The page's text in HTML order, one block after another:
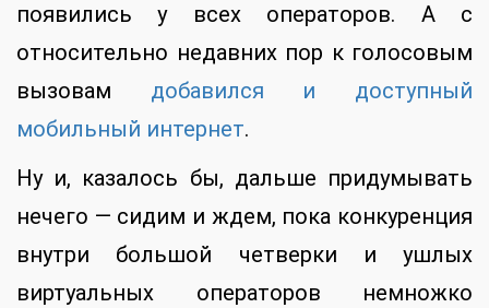
появились у всех операторов. А с
относительно недавних пор к голосовым
вызовам добавился и доступный
мобильный интернет.
Ну и, казалось бы, дальше придумывать
нечего — сидим и ждем, пока конкуренция
внутри большой четверки и ушлых
виртуальных операторов немножко